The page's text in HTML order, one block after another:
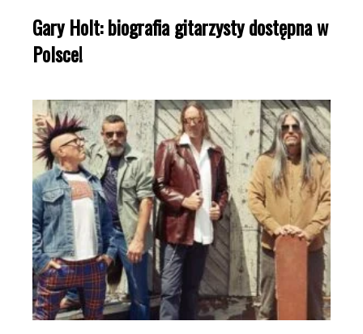
Gary Holt: biografia gitarzysty dostępna w
Polsce!